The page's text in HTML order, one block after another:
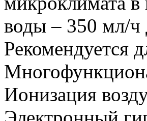
воды – 350 мл/ч
Рекомендуется
Ионизация